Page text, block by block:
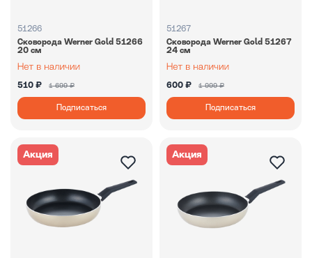
51266
Сковорода Werner Gold 51266
20 см
510 ₽ 1 699 ₽
Подписаться
51267
Сковорода Werner Gold 51267
24 см
600 ₽ 1 999 ₽
Подписаться
Акция Акция